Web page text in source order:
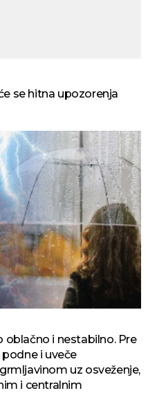
se hitna upozorenja
oblačno i nestabilno. Pre
i uveče
uz osveženje,
i centralnim